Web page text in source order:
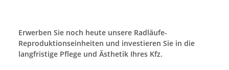
Erwerben Sie noch heute unsere Radläufe-
Reproduktionseinheiten und investieren Sie in die
langfristige Pflege und Ästhetik Ihres Kfz.